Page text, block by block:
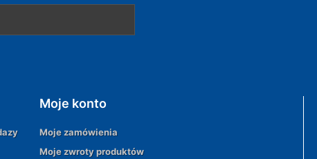
Moje konto
Moje zamówienia
Moje zwroty produktów